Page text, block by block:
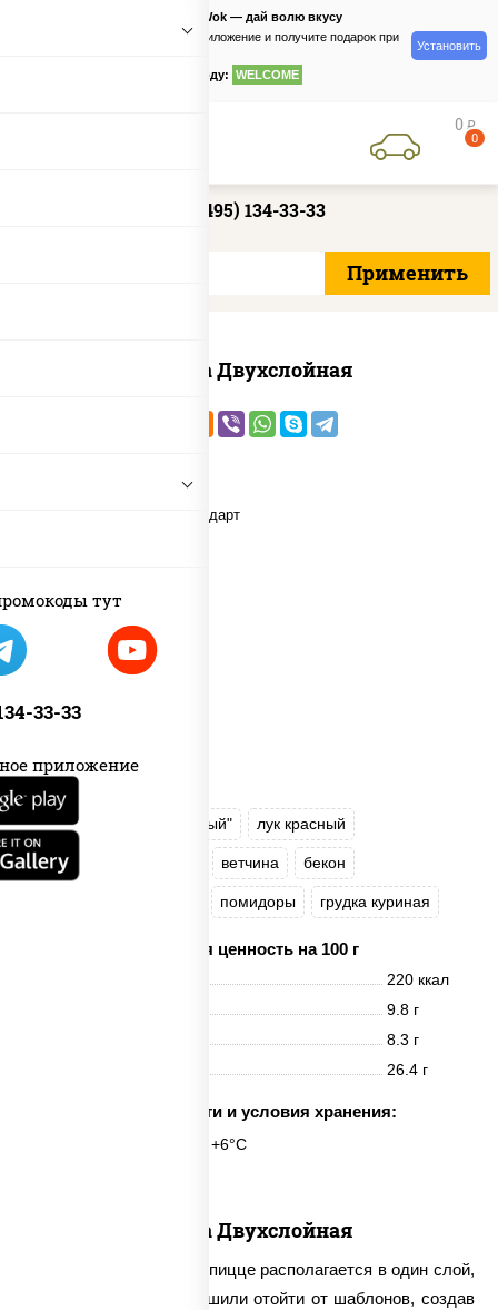
тут
33-33
приложение
PizzaSushiWok — дай волю вкусу
Скачайте приложение и получите подарок при
по промокоду: WELCOME
Установить
0 руб
0
+7 (495) 134-33-33
Пицца Двухслойная
соус "Томатно - горчичный" лук красный
огурцы маринованные ветчина бекон
помидоры грудка куриная
Пищевая ценность на 100 г
220 ккал
9.8 г
8.3 г
26.4 г
Срок годности и условия хранения:
24 часа при t° от +2°C до +6°C
Пицца Двухслойная
Традиционно начинка в пицце располагается в один слой,
однако наши повара решили отойти от шаблонов, создав